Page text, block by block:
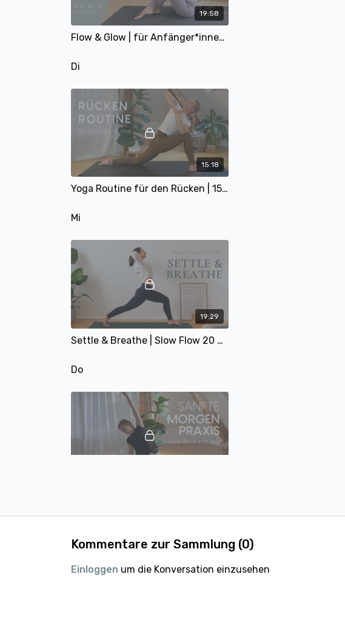
19:58
Flow & Glow | für Anfänger*innen | 20 Min
Di
15:18
Yoga Routine für den Rücken | 15 min | mit Matthäa
Mi
19:29
Settle & Breathe | Slow Flow 20 min | mit Alina | Januar Yoga Journey 2026
Do
Kommentare zur Sammlung (0)
Einloggen um die Konversation einzusehen